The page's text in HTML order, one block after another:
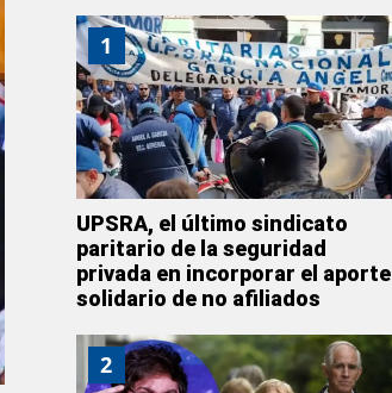
1
UPSRA, el último sindicato
paritario de la seguridad
privada en incorporar el aporte
solidario de no afiliados
2